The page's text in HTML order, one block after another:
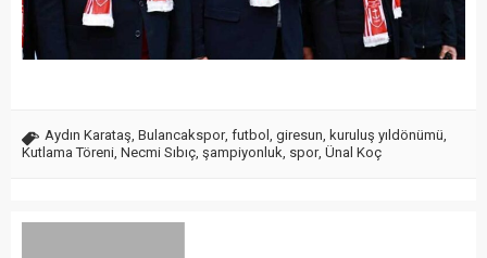
Aydın Karataş Bulancakspor, futbol giresun kuruluş yıldönümü
Kutlama Töreni Necmi Sıbıç şampiyonluk spor, Ünal Koç